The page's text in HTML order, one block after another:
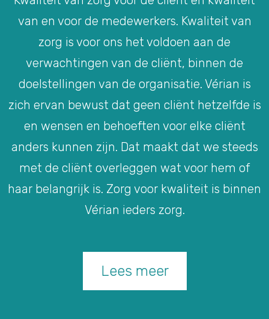
van en voor de medewerkers. Kwaliteit van
zorg is voor ons het voldoen aan de
verwachtingen van de cliënt, binnen de
doelstellingen van de organisatie. Vérian is
zich ervan bewust dat geen cliënt hetzelfde is
en wensen en behoeften voor elke cliënt
anders kunnen zijn. Dat maakt dat we steeds
met de cliënt overleggen wat voor hem of
haar belangrijk is. Zorg voor kwaliteit is binnen
Vérian ieders zorg.
Lees meer